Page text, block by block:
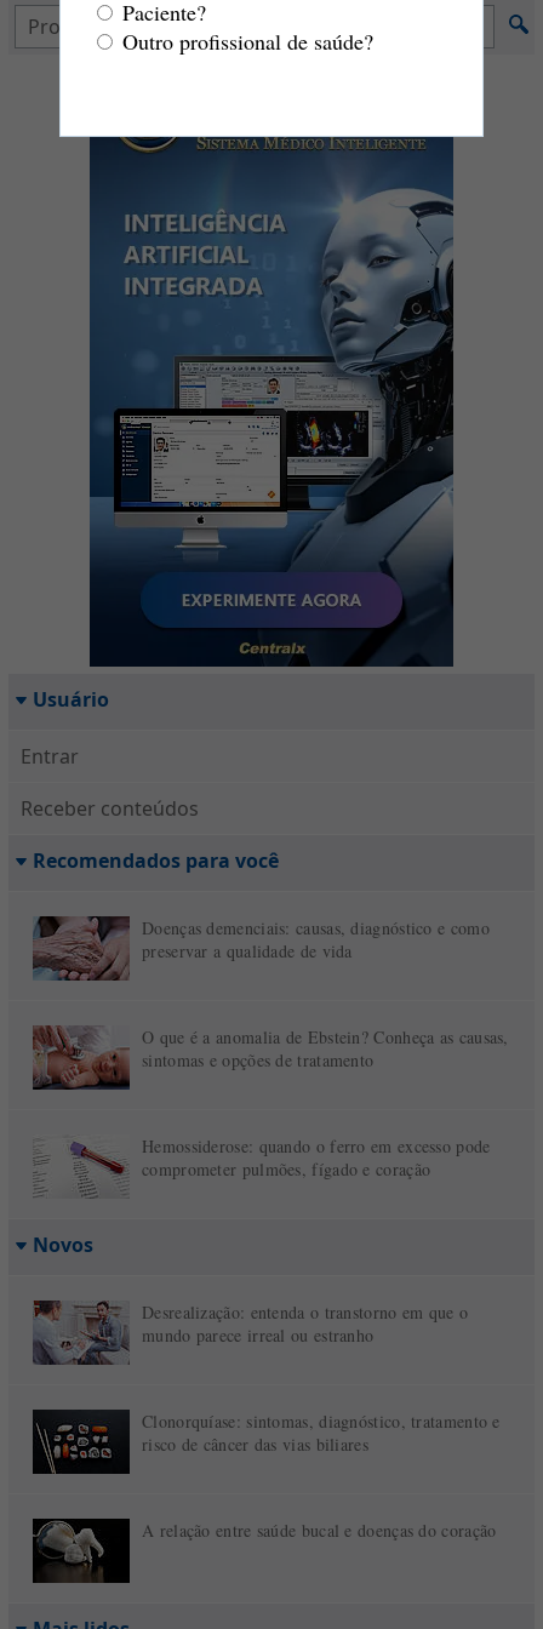
Paciente?
Outro profissional de saúde?
Usuário
Entrar
Receber conteúdos
Recomendados para você
Doenças demenciais: causas, diagnóstico e como
preservar a qualidade de vida
O que é a anomalia de Ebstein? Conheça as causas,
sintomas e opções de tratamento
Hemossiderose: quando o ferro em excesso pode
comprometer pulmões, fígado e coração
Novos
Desrealização: entenda o transtorno em que o
mundo parece irreal ou estranho
Clonorquíase: sintomas, diagnóstico, tratamento e
risco de câncer das vias biliares
A relação entre saúde bucal e doenças do coração